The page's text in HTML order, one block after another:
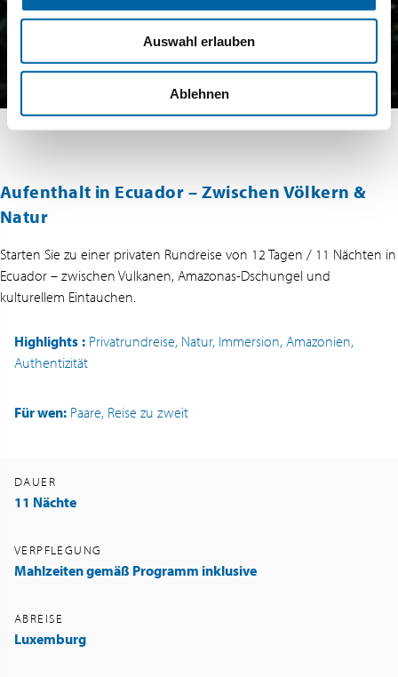
Auswahl erlauben
Ablehnen
Aufenthalt in Ecuador – Zwischen Völkern &
Natur
Starten Sie zu einer privaten Rundreise von 12 Tagen / 11 Nächten in
Ecuador – zwischen Vulkanen, Amazonas-Dschungel und
kulturellem Eintauchen.
Highlights : Privatrundreise, Natur, Immersion, Amazonien,
Authentizität
Für wen: Paare, Reise zu zweit
DAUER
11 Nächte
VERPFLEGUNG
Mahlzeiten gemäß Programm inklusive
ABREISE
Luxemburg